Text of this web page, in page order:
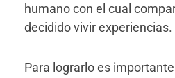
humano con el cual
decidido vivir experiencias.
Para lograrlo es